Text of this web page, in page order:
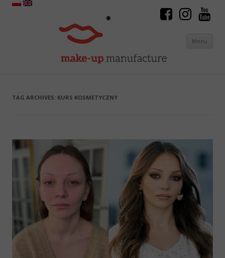
Menu
TAG ARCHIVES: KURS KOSMETYCZNY